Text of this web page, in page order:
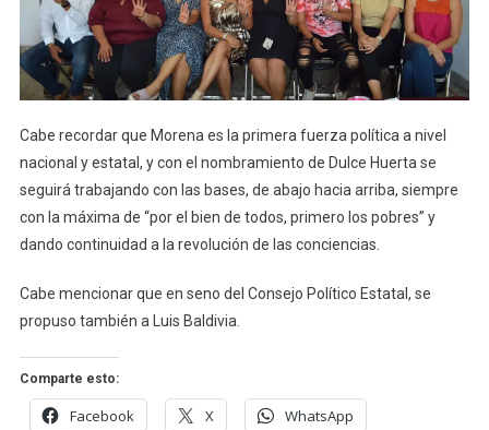
Cabe recordar que Morena es la primera fuerza política a nivel
nacional y estatal, y con el nombramiento de Dulce Huerta se
seguirá trabajando con las bases, de abajo hacia arriba, siempre
con la máxima de “por el bien de todos, primero los pobres” y
dando continuidad a la revolución de las conciencias.
Cabe mencionar que en seno del Consejo Político Estatal, se
propuso también a Luis Baldivia.
Comparte esto:
Facebook X WhatsApp